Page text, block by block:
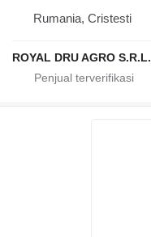
Rumania, Cristesti
ROYAL DRU AGRO S.R.L.